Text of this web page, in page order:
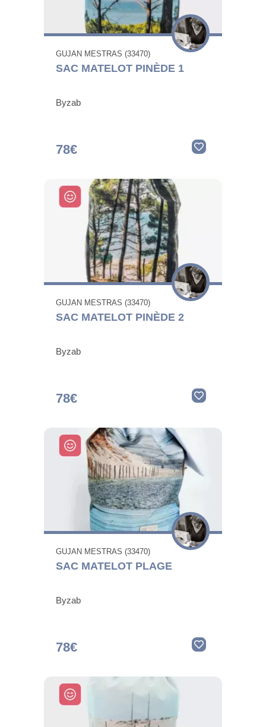
GUJAN MESTRAS (33470)
SAC MATELOT PINÈDE 1
Byzab
78€
GUJAN MESTRAS (33470)
SAC MATELOT PINÈDE 2
Byzab
78€
GUJAN MESTRAS (33470)
SAC MATELOT PLAGE
Byzab
78€